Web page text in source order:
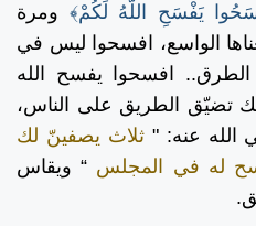
يَفْسَحِ اللَّهُ لَكُمْ﴾ ومرة
الواسع، افسحوا ليس في
افسحوا يفسح الله
تضيّق الطريق على الناس،
عنه: " ثلاث يصفينّ لك
له في المجلس “ ويقاس